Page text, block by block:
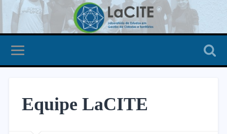
Equipe LaCITE